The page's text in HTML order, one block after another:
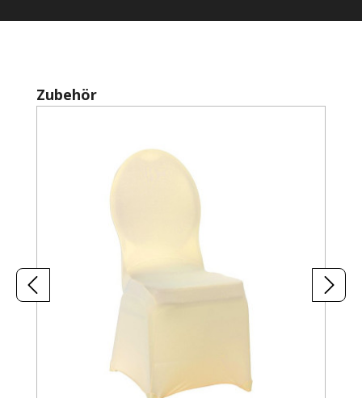
Produktgalerie überspringen
Zubehör